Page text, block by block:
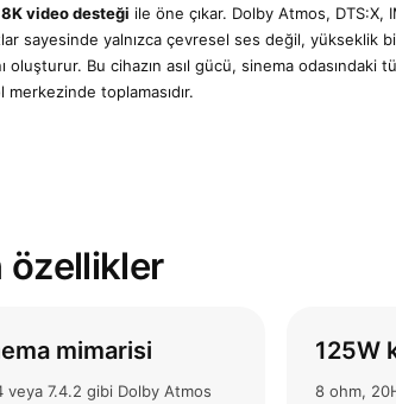
8K video desteği ile öne çıkar. Dolby Atmos, DTS:X,
sayesinde yalnızca çevresel ses değil, yükseklik
oluşturur. Bu cihazın asıl gücü, sinema odasındaki
toplamasıdır.
özellikler
mimarisi
veya 7.4.2 gibi Dolby Atmos
125W
8 ohm,